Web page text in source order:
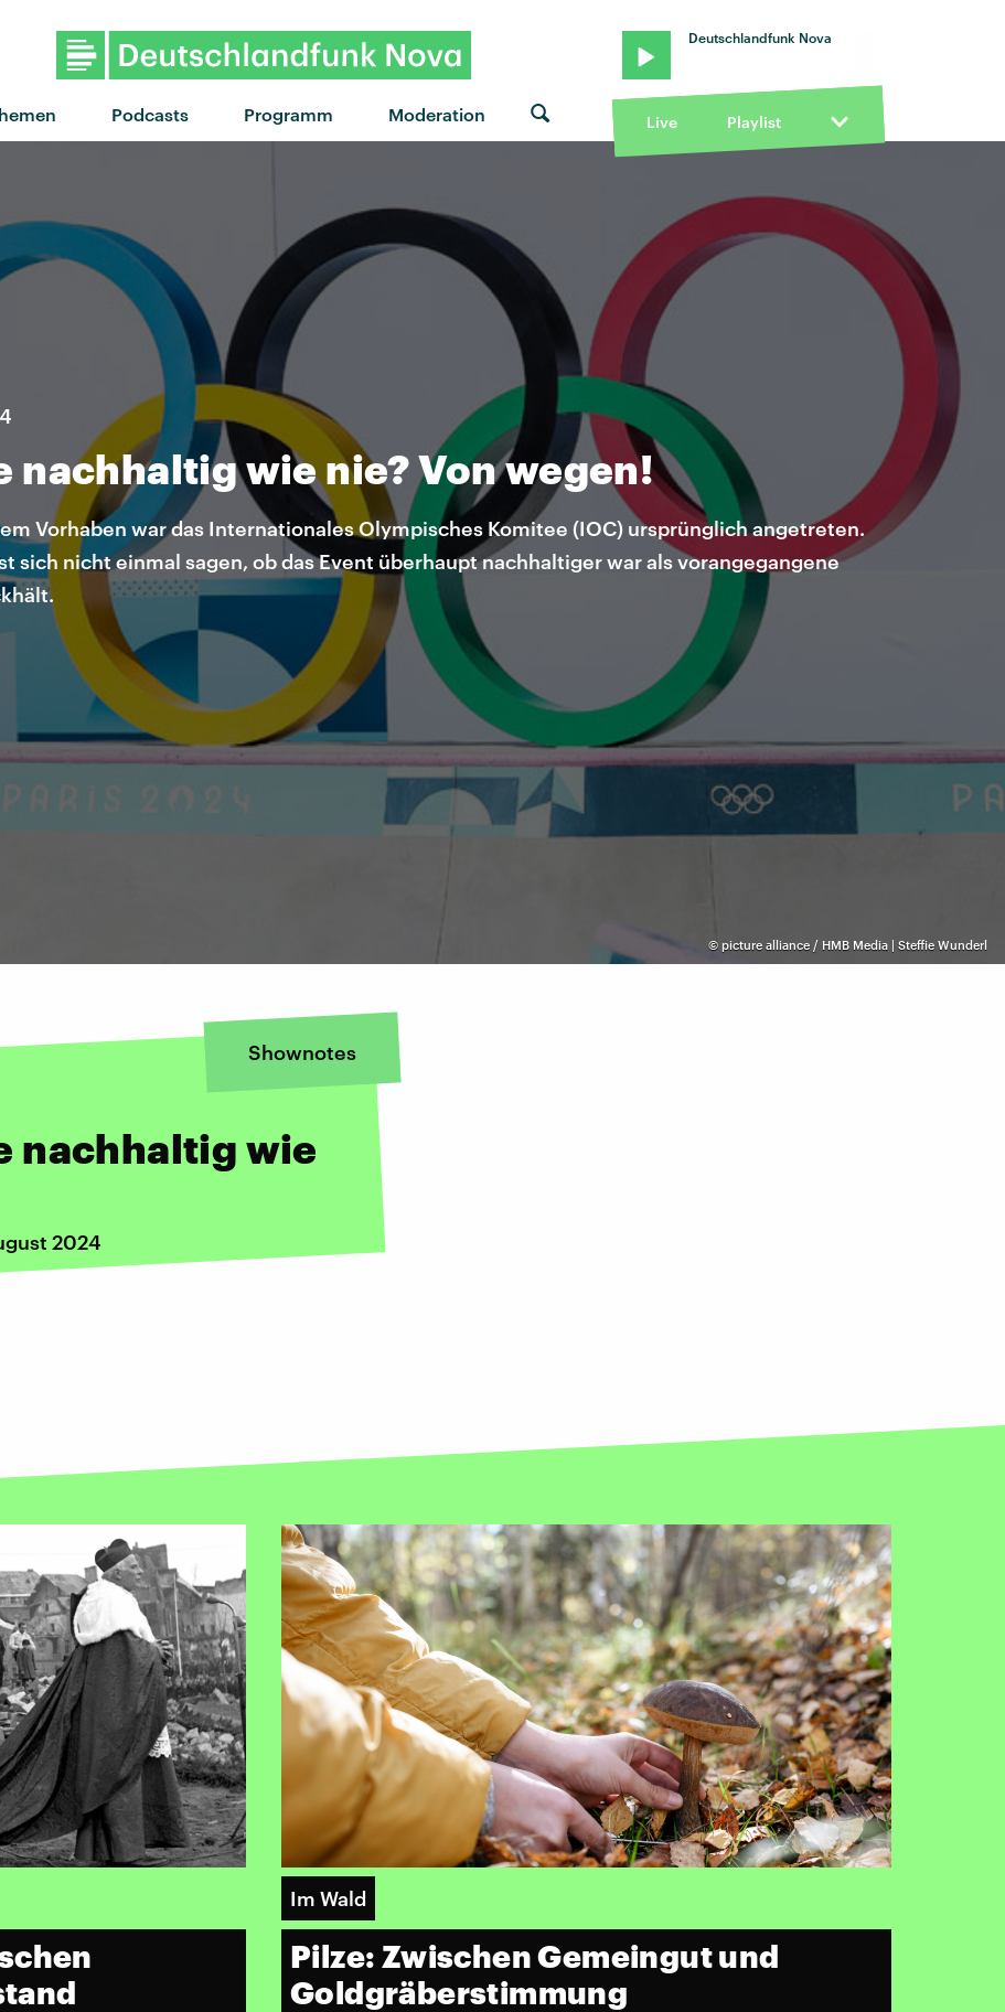
Podcasts Programm Moderation
Deutschlandfunk Nova
Live Playlist
© picture alliance / HMB Media | Steffie Wunderl
nachhaltig wie nie? Von wegen!
Vorhaben war das Internationales Olympisches Komitee (IOC) ursprünglich angetreten.
sich nicht einmal sagen, ob das Event überhaupt nachhaltiger war als vorangegangene
Shownotes
nachhaltig wie
2024
Im Wald
Pilze: Zwischen Gemeingut und
Goldgräberstimmung